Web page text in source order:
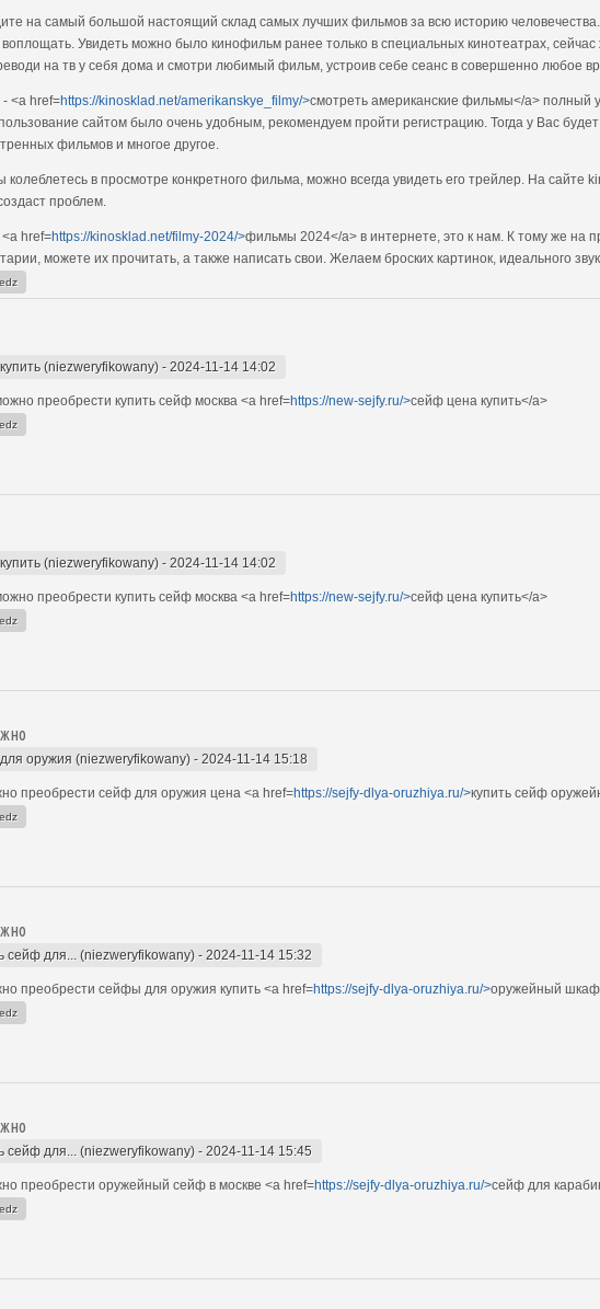
на самый большой настоящий склад самых лучших фильмов за всю историю человечества.
Увидеть можно было кинофильм ранее только в специальных кинотеатрах,
на тв у себя дома и смотри любимый фильм, устроив себе сеанс в совершенно любое
<a href=https://kinosklad.net/amerikanskye_filmy/>смотреть американские фильмы</a> полный
сайтом было очень удобным, рекомендуем пройти регистрацию. Тогда у Вас будет
фильмов и многое другое.
колеблетесь в просмотре конкретного фильма, можно всегда увидеть его трейлер. На
проблем.
href=https://kinosklad.net/filmy-2024/>фильмы 2024</a> в интернете, это к нам. К тому же на
можете их прочитать, а также написать свои. Желаем броских картинок, идеального
(niezweryfikowany) - 2024-11-14 14:02
преобрести купить сейф москва <a href=https://new-sejfy.ru/>сейф цена купить</a>
(niezweryfikowany) - 2024-11-14 14:02
преобрести купить сейф москва <a href=https://new-sejfy.ru/>сейф цена купить</a>
оружия (niezweryfikowany) - 2024-11-14 15:18
преобрести сейф для оружия цена <a href=https://sejfy-dlya-oruzhiya.ru/>купить сейф
сейф для... (niezweryfikowany) - 2024-11-14 15:32
преобрести сейфы для оружия купить <a href=https://sejfy-dlya-oruzhiya.ru/>оружейный
сейф для... (niezweryfikowany) - 2024-11-14 15:45
преобрести оружейный сейф в москве <a href=https://sejfy-dlya-oruzhiya.ru/>сейф для